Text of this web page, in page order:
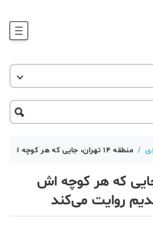
آموزش املاک
حقوقی
آکادمی
/ منطقه 14 تهران، جایی که هر کوچه اش داستانی از تهران قدیم روایت می‌کند
جایی که هر کوچه اش
روایت می‌کند